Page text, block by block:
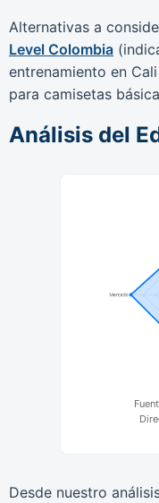
Alternativas a
Level Colombia
entrenamiento en
para camisetas
Análisis del
Desde nuestro